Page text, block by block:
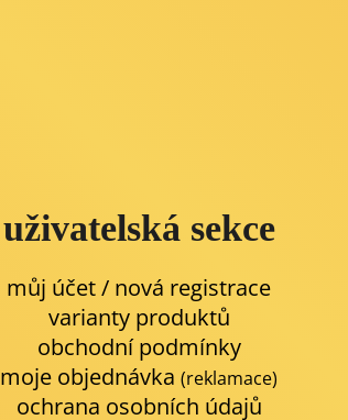
uživatelská sekce
můj účet / nová registrace
varianty produktů
obchodní podmínky
moje objednávka(reklamace)
ochrana osobních údajů